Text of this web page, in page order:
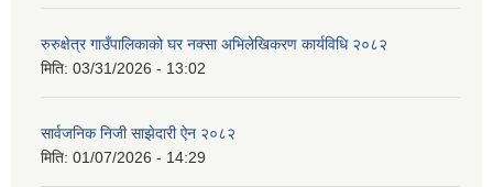
रुरुक्षेत्र गाउँपालिकाको घर नक्सा अभिलेखिकरण कार्यविधि २०८२
मिति: 03/31/2026 - 13:02
सार्वजनिक निजी साझेदारी ऐन २०८२
मिति: 01/07/2026 - 14:29